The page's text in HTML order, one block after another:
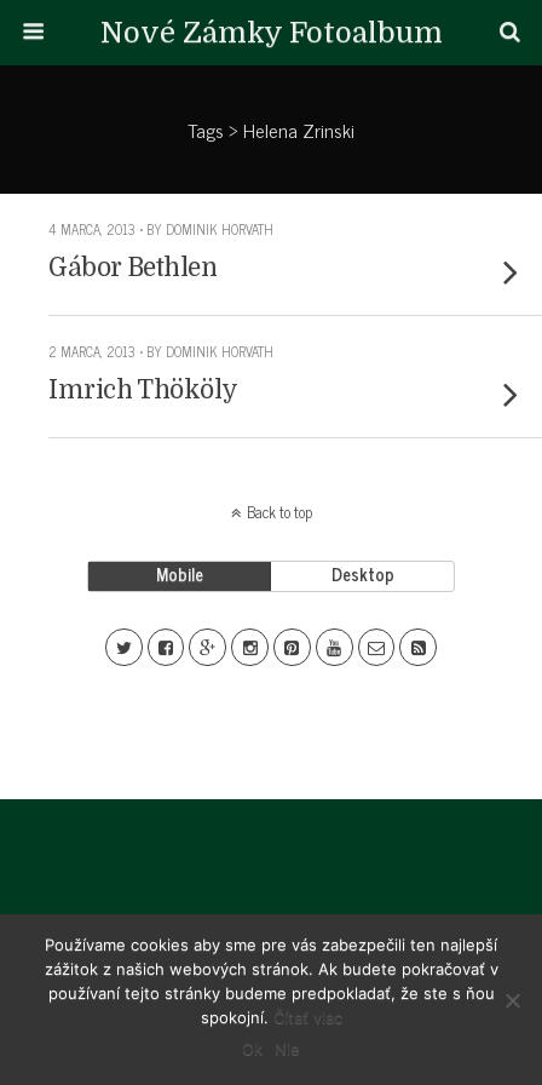
Nové Zámky Fotoalbum
Tags › Helena Zrinski
4 MARCA, 2013 • BY DOMINIK HORVATH
Gábor Bethlen
2 MARCA, 2013 • BY DOMINIK HORVATH
Imrich Thököly
Back to top
Mobile Desktop
Používame cookies aby sme pre vás zabezpečili ten najlepší
zážitok z našich webových stránok. Ak budete pokračovať v
používaní tejto stránky budeme predpokladať, že ste s ňou
spokojní. Čítať viac
Ok
Nie